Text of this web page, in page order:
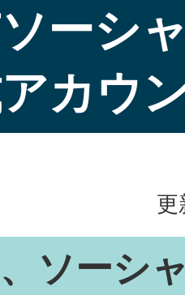
ーシ
カウ
更
ソーシ